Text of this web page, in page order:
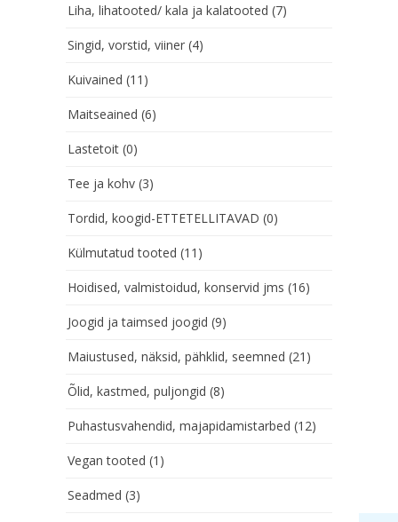
Liha, lihatooted/ kala ja kalatooted (7)
Singid, vorstid, viiner (4)
Kuivained (11)
Maitseained (6)
Lastetoit (0)
Tee ja kohv (3)
Tordid, koogid-ETTETELLITAVAD (0)
Külmutatud tooted (11)
Hoidised, valmistoidud, konservid jms (16)
Joogid ja taimsed joogid (9)
Maiustused, näksid, pähklid, seemned (21)
Õlid, kastmed, puljongid (8)
Puhastusvahendid, majapidamistarbed (12)
Vegan tooted (1)
Seadmed (3)